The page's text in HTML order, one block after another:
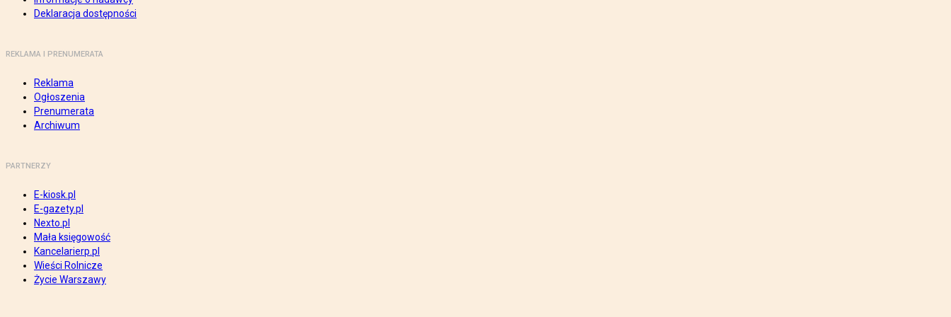
Deklaracja dostępności
REKLAMA I PRENUMERATA
Reklama
Ogłoszenia
Prenumerata
Archiwum
PARTNERZY
E-kiosk.pl
E-gazety.pl
Nexto.pl
Mała księgowość
Kancelarierp.pl
Wieści Rolnicze
Życie Warszawy